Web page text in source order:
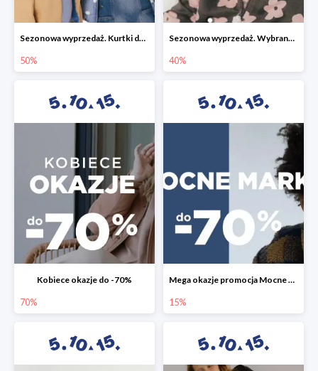
Sezonowa wyprzedaż. Kurtki do -50%
50%
Sezonowa wyprzedaż. Wybrane modele do -40%
40%
Kobiece okazje do -70%
70%
Mega okazje promocja Mocne marki do -70%
15%